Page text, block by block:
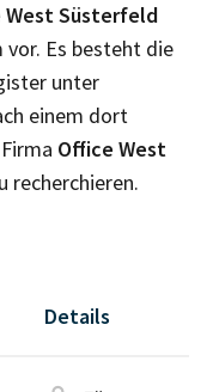
West Süsterfeld
Es besteht die
unter
einem dort
Office West
recherchieren.
Details